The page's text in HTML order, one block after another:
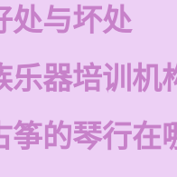
处与坏处
乐器培训机
筝的琴行在